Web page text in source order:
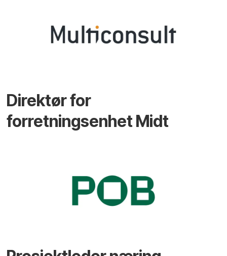
Direktør for
forretningsenhet Midt